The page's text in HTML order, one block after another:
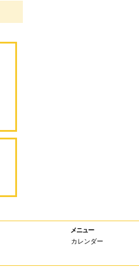
メニュー
カレンダー